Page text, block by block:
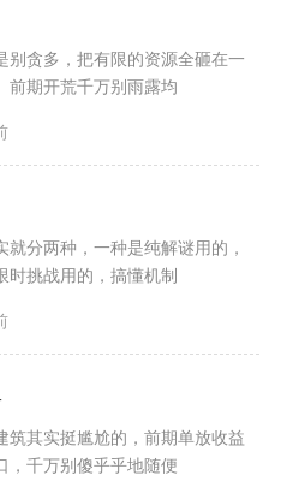
别贪多，把有限的资源全砸在一
前期开荒千万别雨露均
就分两种，一种是纯解谜用的，
时挑战用的，搞懂机制
筑其实挺尴尬的，前期单放收益
，千万别傻乎乎地随便